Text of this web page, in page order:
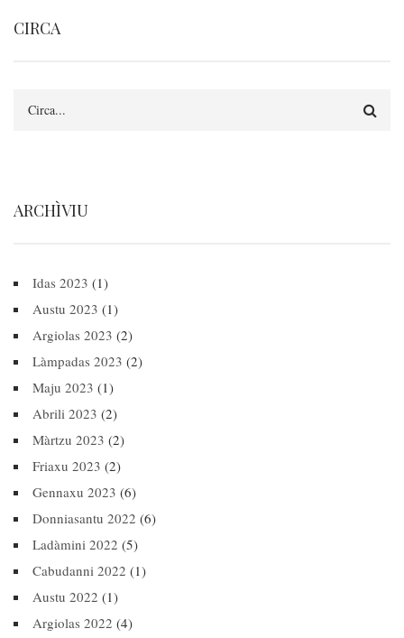
CIRCA
ARCHÌVIU
Idas 2023 (1)
Austu 2023 (1)
Argiolas 2023 (2)
Làmpadas 2023 (2)
Maju 2023 (1)
Abrili 2023 (2)
Màrtzu 2023 (2)
Friaxu 2023 (2)
Gennaxu 2023 (6)
Donniasantu 2022 (6)
Ladàmini 2022 (5)
Cabudanni 2022 (1)
Austu 2022 (1)
Argiolas 2022 (4)